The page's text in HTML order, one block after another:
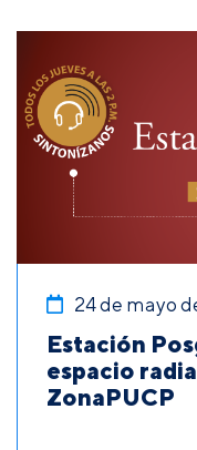
24 de mayo
Estación
espacio
ZonaPUCP